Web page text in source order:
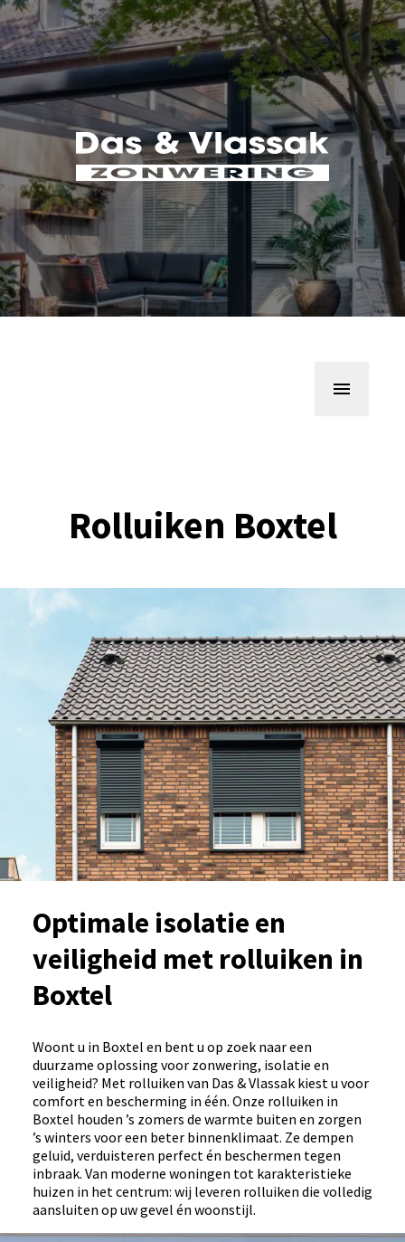
Rolluiken Boxtel
Optimale isolatie en
veiligheid met rolluiken in
Boxtel
Woont u in Boxtel en bent u op zoek naar een
duurzame oplossing voor zonwering, isolatie en
veiligheid? Met rolluiken van Das & Vlassak kiest u voor
comfort en bescherming in één. Onze rolluiken in
Boxtel houden ’s zomers de warmte buiten en zorgen
’s winters voor een beter binnenklimaat. Ze dempen
geluid, verduisteren perfect én beschermen tegen
inbraak. Van moderne woningen tot karakteristieke
huizen in het centrum: wij leveren rolluiken die volledig
aansluiten op uw gevel én woonstijl.